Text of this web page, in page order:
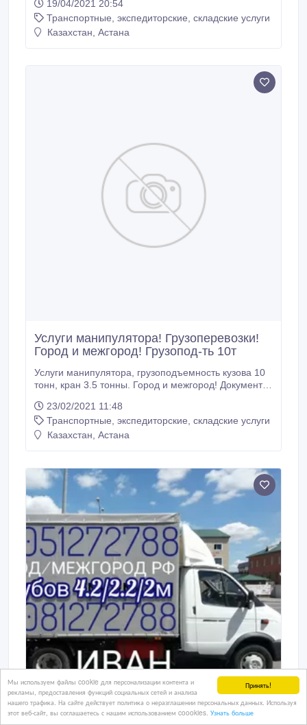
Принять!
Мы используем файлы cookie для персонализации контента и
рекламы, предоставления функций социальных сетей и анализа
нашего трафика. На сайте действует политика о неразглашении персональных данных. Используя
этот веб-сайт, вы соглашаетесь с нашим использованием coookies. Узнать больше
немного фишек нашего сервиса! - Без посредников
и диспетчеров – прямые контакты владельцев
техники и транспорта - Поднятие в ТОП вашей
19/04/2021 20:54
Транспортные, экспедиторские, складские услуги
Казахстан, Астана
Услуги манипулятора! Грузоперевозки!
Город и межгород! Грузопод-ть 10т
Услуги манипулятора, грузоподъемность кузова 10
тонн, кран 3.5 тонны. Город и межгород! Документы!
надежно!!!.
23/02/2021 11:48
Транспортные, экспедиторские, складские услуги
Казахстан, Астана